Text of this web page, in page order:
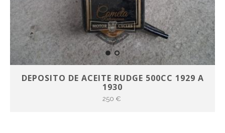
DEPOSITO DE ACEITE RUDGE 500CC 1929 A
1930
250 €